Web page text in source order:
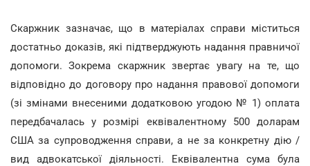
Скаржник зазначає, що в матеріалах справи міститься
достатньо доказів, які підтверджують надання правничої
допомоги. Зокрема скаржник звертає увагу на те, що
відповідно до договору про надання правової допомоги
(зі змінами внесеними додатковою угодою № 1) оплата
передбачалась у розмірі еквівалентному 500 доларам
США за супроводження справи, а не за конкретну дію /
вид адвокатської діяльності. Еквівалентна сума була